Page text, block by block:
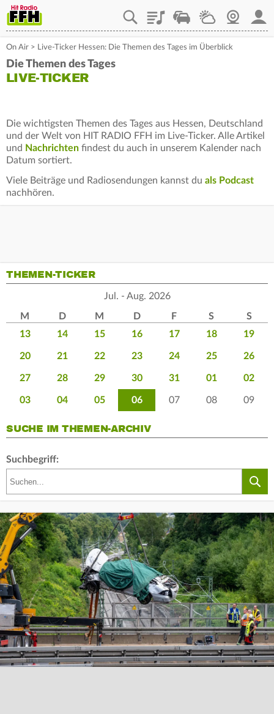
PlaylistStaupilotWetterWebcam
On Air > Live-Ticker Hessen: Die Themen des Tages im Überblick
Die Themen des Tages
LIVE-TICKER
Die wichtigsten Themen des Tages aus Hessen, Deutschland
und der Welt von HIT RADIO FFH im Live-Ticker. Alle Artikel
und Nachrichten findest du auch in unserem Kalender nach
Datum sortiert.
Viele Beiträge und Radiosendungen kannst du als Podcast
nachhören.
THEMEN-TICKER
Jul. - Aug. 2026
M D M D F S
S
13
14 15 16 17 18 19
20 21 22 23 24 25 26
27 28 29 30 31 01 02
03 04 05 06 07 08 09
SUCHE IM THEMEN-ARCHIV
Suchbegriff: